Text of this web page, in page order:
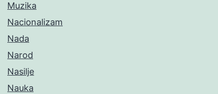
Muzika
Nacionalizam
Nada
Narod
Nasilje
Nauka